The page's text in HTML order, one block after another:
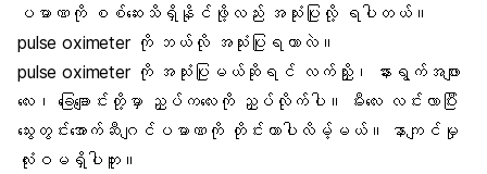
ပမာဏကို စစ်ဆေးသိရှိနိုင်ဖို့လည်း အသုံးပြုလို့ ရပါတယ်။
pulse oximeter ကို ဘယ်လို အသုံးပြုရတာလဲ။
pulse oximeter ကို အသုံးပြုမယ်ဆိုရင် လက်ညှိုး၊ နားရွက်အဖျား
လေး၊ ခြေချောင်းတို့မှာ ညှပ်ကလေးကို ညှပ်လိုက်ပါ။ မီးလေး လင်းလာပြီး
သွေးတွင်းအောက်ဆီဂျင်ပမာဏကို တိုင်းတာပါလိမ့်မယ်။ နာကျင်မှု
လုံးဝမရှိပါဘူး။